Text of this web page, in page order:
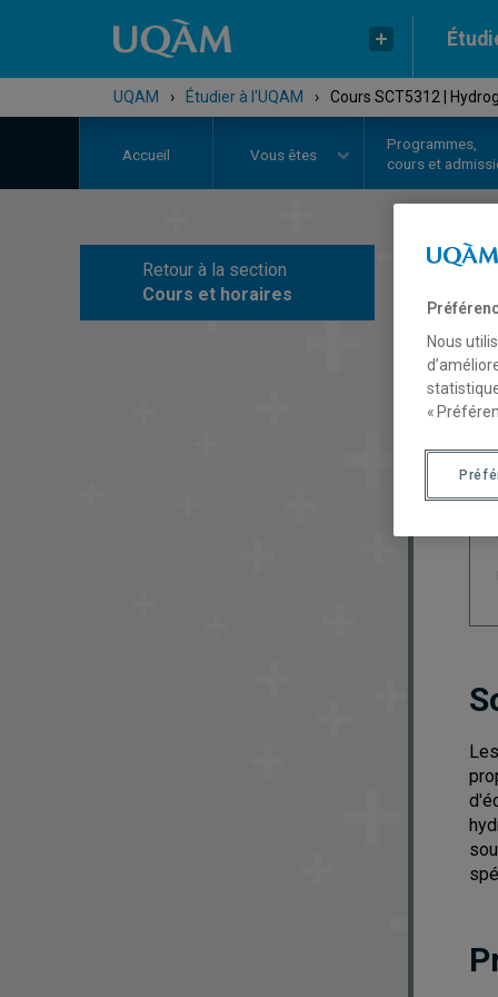
UQAM › Étudier à l'UQAM › Cours SCT5312 |
Accueil Vous êtes
Programmes,
cours et
Retour à la section
Cours et horaires
Nous
«